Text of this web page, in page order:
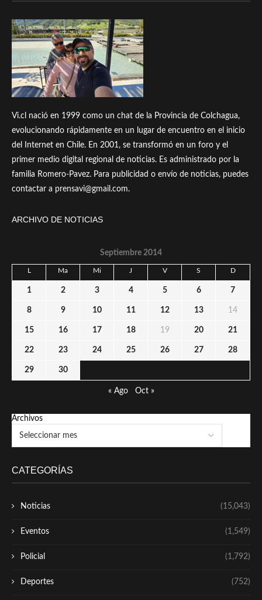
Vi.cl nació en 1999 como un chat de la Provincia de Colchagua,
evolucionando rápidamente en un lugar de encuentro en el inicio
del Internet en Chile. En 2001, se transformó en un foro y el
primer medio digital regional de noticias. Es administrado por la
familia Romero-Pavez. Para publicidad o envío de noticias, puedes
contactar a prensavi@gmail.com.
ARCHIVO DE NOTICIAS
Septiembre 2014
L Ma Mi J V S D
1 2 3 4 5 6 7
8 9 10 11 12 13 14
15 16 17 18 19 20 21
22 23 24 25 26 27 28
29 30
« Ago Oct »
Archivos
CATEGORÍAS
Noticias (15,043)
Eventos (1,549)
Policial (1,792)
Deportes (752)